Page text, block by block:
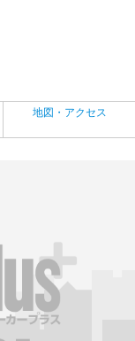
地図・アクセス